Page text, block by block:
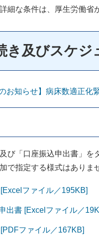
細な条件は、厚生労働省
き及びスケジ
のお知らせ】病床数適正
及び「口座振込申出書」
で指定する様式はありま
ファイル／195KB]
出書 [Excelファイル／
ファイル／167KB]